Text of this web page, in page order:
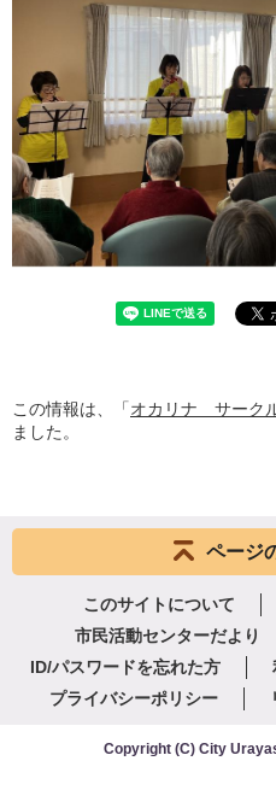
この情報は、「オカリナ サーク
ました。
ページ
このサイトについて
市民活動センターだより
ID/パスワードを忘れた方
プライバシーポリシー
Copyright (C) City